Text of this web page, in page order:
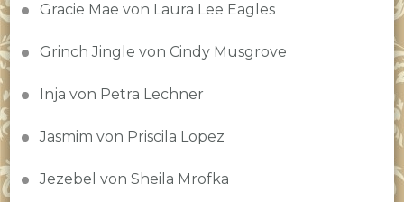
Gracie Mae von Laura Lee Eagles
Grinch Jingle von Cindy Musgrove
Inja von Petra Lechner
Jasmim von Priscila Lopez
Jezebel von Sheila Mrofka